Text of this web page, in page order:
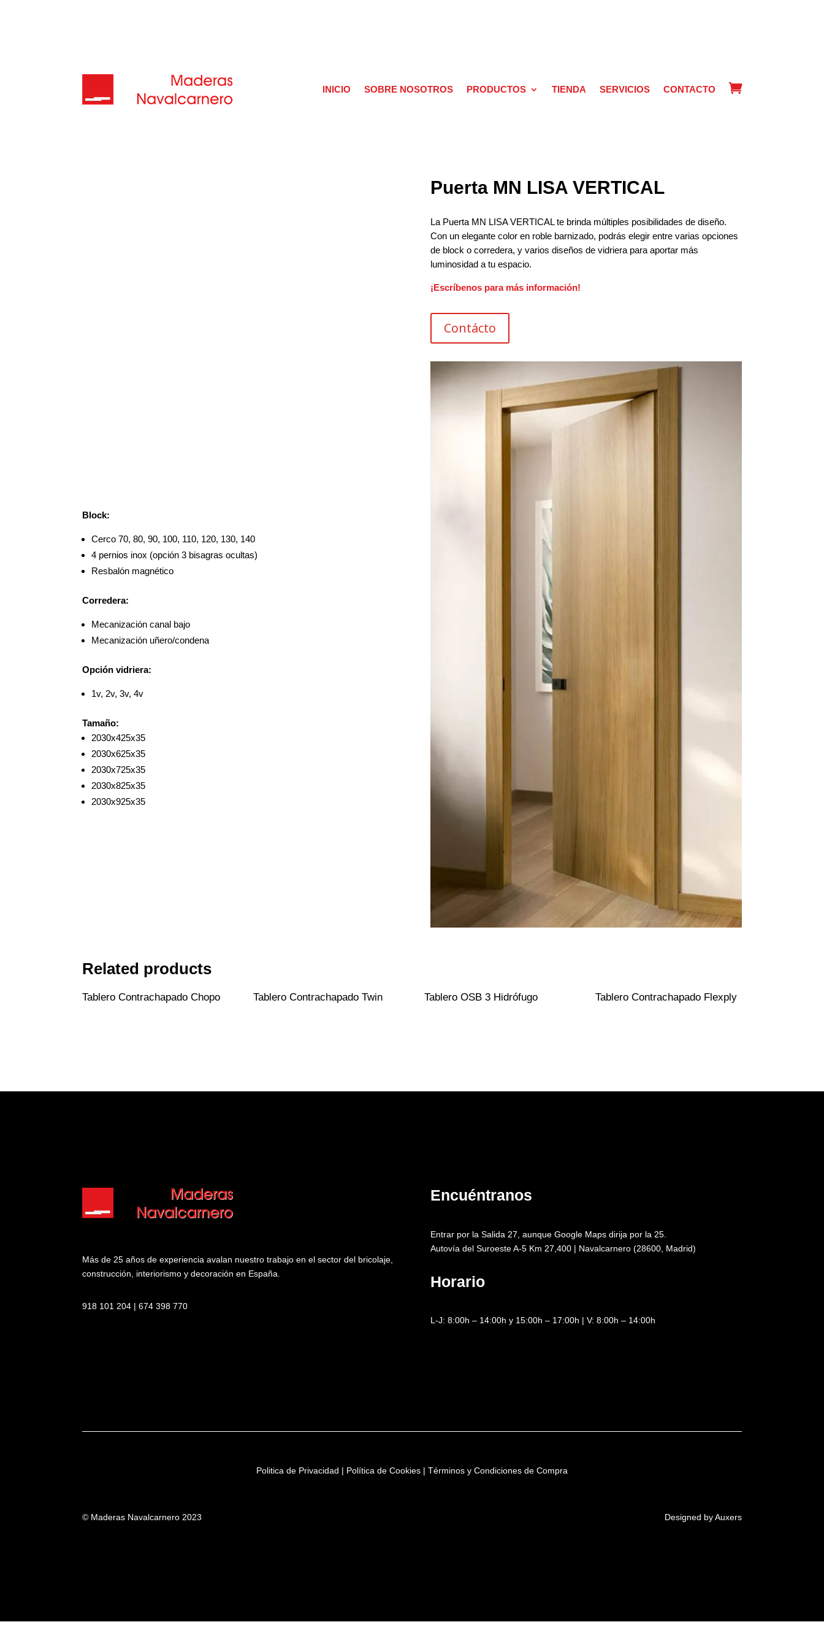
INICIO SOBRE NOSOTROS PRODUCTOS TIENDA SERVICIOS CONTACTO
Block:
Cerco 70, 80, 90, 100, 110, 120, 130, 140
4 pernios inox (opción 3 bisagras ocultas)
Resbalón magnético
Corredera:
Mecanización canal bajo
Mecanización uñero/condena
Opción vidriera:
1v, 2v, 3v, 4v
Tamaño:
2030x425x35
2030x625x35
2030x725x35
2030x825x35
2030x925x35
Puerta MN LISA VERTICAL
La Puerta MN LISA VERTICAL te brinda múltiples posibilidades de diseño.
Con un elegante color en roble barnizado, podrás elegir entre varias opciones
de block o corredera, y varios diseños de vidriera para aportar más
luminosidad a tu espacio.
¡Escríbenos para más información!
Contácto
Related products
Tablero Contrachapado Chopo Tablero Contrachapado Twin Tablero OSB 3 Hidrófugo Tablero Contrachapado Flexply
Más de 25 años de experiencia avalan nuestro trabajo en el sector del bricolaje,
construcción, interiorismo y decoración en España.
918 101 204 | 674 398 770
Encuéntranos
Entrar por la Salida 27, aunque Google Maps dirija por la 25.
Autovía del Suroeste A-5 Km 27,400 | Navalcarnero (28600, Madrid)
Horario
L-J: 8:00h – 14:00h y 15:00h – 17:00h | V: 8:00h – 14:00h
Politica de Privacidad | Política de Cookies | Términos y Condiciones de Compra
© Maderas Navalcarnero 2023 Designed by Auxers